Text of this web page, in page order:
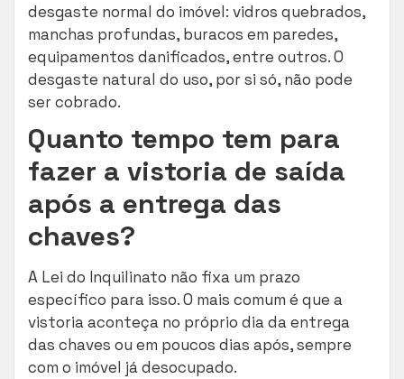
desgaste normal do imóvel: vidros quebrados,
manchas profundas, buracos em paredes,
equipamentos danificados, entre outros. O
desgaste natural do uso, por si só, não pode
ser cobrado.
Quanto tempo tem para
fazer a vistoria de saída
após a entrega das
chaves?
A Lei do Inquilinato não fixa um prazo
específico para isso. O mais comum é que a
vistoria aconteça no próprio dia da entrega
das chaves ou em poucos dias após, sempre
com o imóvel já desocupado.